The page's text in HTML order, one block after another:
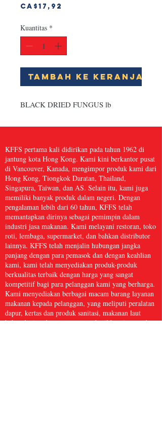
CA$17,92
Kuantitas *
Tambah ke Keranjang
BLACK DRIED FUNGUS lb
KFFS pertama kali didirikan pada tahun 1962 di
jantung kota Hong Kong. Kami kini berkantor pusat
di Vancouver, Kanada, mengimpor produk kami dari
Hong Kong, Tiongkok Daratan, Thailand,
Singapura, Taiwan, dan AS. Selain itu, kami juga
memiliki banyak produk dalam negeri. Dengan
pengalaman lebih dari 60 tahun, KFFS telah
memantapkan dirinya sebagai pemimpin dalam
industri jasa makanan. Kami melayani restoran, toko
roti, lembaga, supermarket, dan bahkan distributor
lainnya. KFFS telah menjalin hubungan jangka
panjang dengan para pemasok dan dengan keahlian
kami, kami telah menyediakan produk-produk
berkualitas terbaik dengan harga yang sangat
kompetitif bagi para pelanggan kami yang berharga.
Kami menyediakan berbagai macam barang layanan
makanan kepada pelanggan, yang meliputi peralatan
dapur, kertas dan produk sanitasi, makanan laut
beku, daging dan unggas, serta hasil bumi segar dan